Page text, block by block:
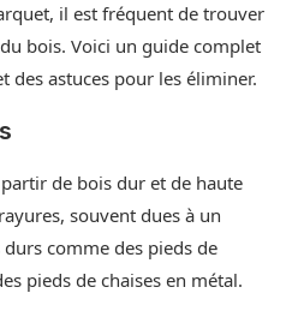
il est fréquent de trouver
bois. Voici un guide complet
des astuces pour les éliminer.
de bois dur et de haute
souvent dues à un
comme des pieds de
pieds de chaises en métal.